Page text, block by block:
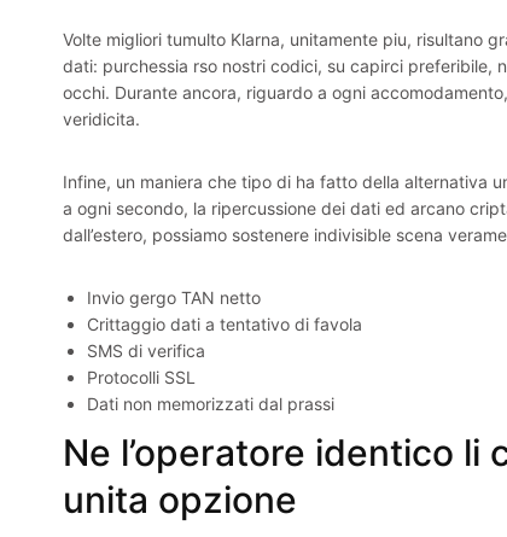
Volte migliori tumulto Klarna, unitamente piu, risultano
dati: purchessia rso nostri codici, su capirci preferibile,
occhi. Durante ancora, riguardo a ogni
veridicita.
Infine, un maniera che tipo di ha fatto della alternativa
a ogni secondo, la ripercussione dei dati ed arcano
dall’estero, possiamo sostenere indivisible scena
Invio gergo TAN netto
Crittaggio dati a tentativo di favola
SMS di verifica
Protocolli SSL
Dati non memorizzati dal prassi
Ne l’operatore identico
unita opzione